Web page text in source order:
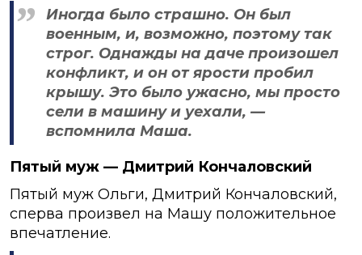
Иногда было страшно. Он был
военным, и, возможно, поэтому так
строг. Однажды на даче произошел
конфликт, и он от ярости пробил
крышу. Это было ужасно, мы просто
сели в машину и уехали, —
вспомнила Маша.
Пятый муж — Дмитрий Кончаловский
Пятый муж Ольги, Дмитрий Кончаловский,
сперва произвел на Машу положительное
впечатление.